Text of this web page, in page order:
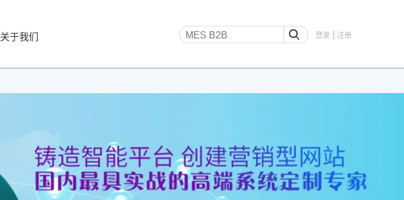
关于我们 登录 注册